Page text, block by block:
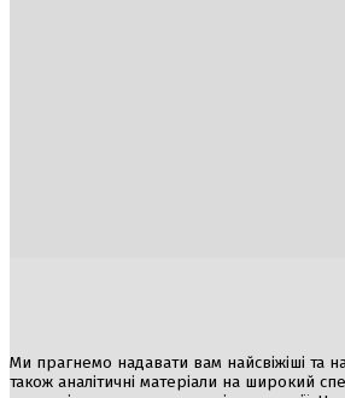
Ми прагнемо надавати вам найсвіжіші та
також аналітичні матеріали на широкий